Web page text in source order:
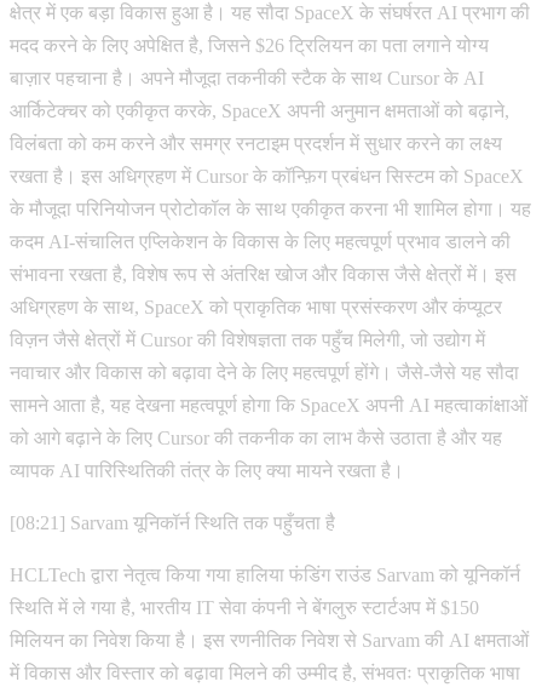
क्षेत्र में एक बड़ा विकास हुआ है। यह सौदा SpaceX के संघर्षरत AI प्रभाग की
मदद करने के लिए अपेक्षित है, जिसने $26 ट्रिलियन का पता लगाने योग्य
बाज़ार पहचाना है। अपने मौजूदा तकनीकी स्टैक के साथ Cursor के AI
आर्किटेक्चर को एकीकृत करके, SpaceX अपनी अनुमान क्षमताओं को बढ़ाने,
विलंबता को कम करने और समग्र रनटाइम प्रदर्शन में सुधार करने का लक्ष्य
रखता है। इस अधिग्रहण में Cursor के कॉन्फ़िग प्रबंधन सिस्टम को SpaceX
के मौजूदा परिनियोजन प्रोटोकॉल के साथ एकीकृत करना भी शामिल होगा। यह
कदम AI-संचालित एप्लिकेशन के विकास के लिए महत्वपूर्ण प्रभाव डालने की
संभावना रखता है, विशेष रूप से अंतरिक्ष खोज और विकास जैसे क्षेत्रों में। इस
अधिग्रहण के साथ, SpaceX को प्राकृतिक भाषा प्रसंस्करण और कंप्यूटर
विज़न जैसे क्षेत्रों में Cursor की विशेषज्ञता तक पहुँच मिलेगी, जो उद्योग में
नवाचार और विकास को बढ़ावा देने के लिए महत्वपूर्ण होंगे। जैसे-जैसे यह सौदा
सामने आता है, यह देखना महत्वपूर्ण होगा कि SpaceX अपनी AI महत्वाकांक्षाओं
को आगे बढ़ाने के लिए Cursor की तकनीक का लाभ कैसे उठाता है और यह
व्यापक AI पारिस्थितिकी तंत्र के लिए क्या मायने रखता है।
[08:21] Sarvam यूनिकॉर्न स्थिति तक पहुँचता है
HCLTech द्वारा नेतृत्व किया गया हालिया फंडिंग राउंड Sarvam को यूनिकॉर्न
स्थिति में ले गया है, भारतीय IT सेवा कंपनी ने बेंगलुरु स्टार्टअप में $150
मिलियन का निवेश किया है। इस रणनीतिक निवेश से Sarvam की AI क्षमताओं
में विकास और विस्तार को बढ़ावा मिलने की उम्मीद है, संभवतः प्राकृतिक भाषा